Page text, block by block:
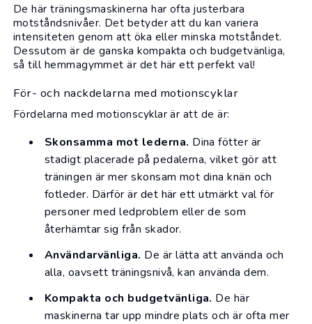
De här träningsmaskinerna har ofta justerbara
motståndsnivåer. Det betyder att du kan variera
intensiteten genom att öka eller minska motståndet.
Dessutom är de ganska kompakta och budgetvänliga,
så till hemmagymmet är det här ett perfekt val!
För- och nackdelarna med motionscyklar
Fördelarna med motionscyklar är att de är:
Skonsamma mot lederna. Dina fötter är
stadigt placerade på pedalerna, vilket gör att
träningen är mer skonsam mot dina knän och
fotleder. Därför är det här ett utmärkt val för
personer med ledproblem eller de som
återhämtar sig från skador.
Användarvänliga. De är lätta att använda och
alla, oavsett träningsnivå, kan använda dem.
Kompakta och budgetvänliga. De här
maskinerna tar upp mindre plats och är ofta mer